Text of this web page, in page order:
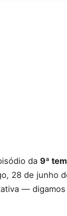
da 9ª
28 de junho
—